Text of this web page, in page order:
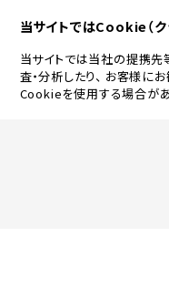
当サイトではCookie（ク
当サイトでは当社の提携
査・分析したり、 お客様に
Cookieを使用する場合があ